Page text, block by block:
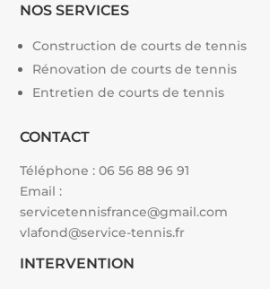
NOS SERVICES
Construction de courts de tennis
Rénovation de courts de tennis
Entretien de courts de tennis
CONTACT
Téléphone :06 56 88 96 91
Email :
servicetennisfrance@gmail.com
vlafond@service-tennis.fr
INTERVENTION